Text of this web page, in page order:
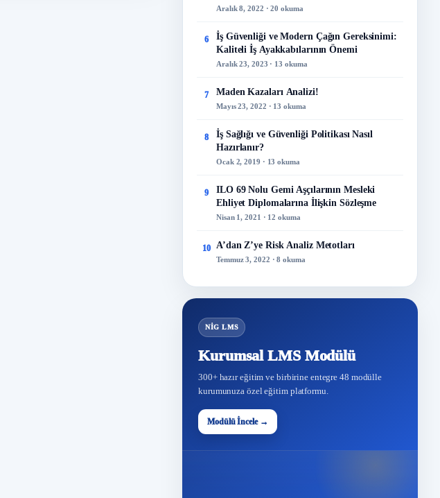
Aralık 8, 2022 · 20 okuma
6
İş Güvenliği ve Modern Çağın Gereksinimi:
Kaliteli İş Ayakkabılarının Önemi
Aralık 23, 2023 · 13 okuma
7 Maden Kazaları Analizi!
Mayıs 23, 2022 · 13 okuma
8
İş Sağlığı ve Güvenliği Politikası Nasıl
Hazırlanır?
Ocak 2, 2019 · 13 okuma
9
ILO 69 Nolu Gemi Aşçılarının Mesleki
Ehliyet Diplomalarına İlişkin Sözleşme
Nisan 1, 2021 · 12 okuma
10 A’dan Z’ye Risk Analiz Metotları
Temmuz 3, 2022 · 8 okuma
NİG LMS
Kurumsal LMS Modülü
300+ hazır eğitim ve birbirine entegre 48 modülle
kurumunuza özel eğitim platformu.
Modülü İncele →
48
Modül